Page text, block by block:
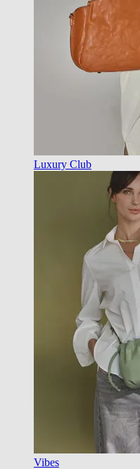
Luxury Club
Vibes